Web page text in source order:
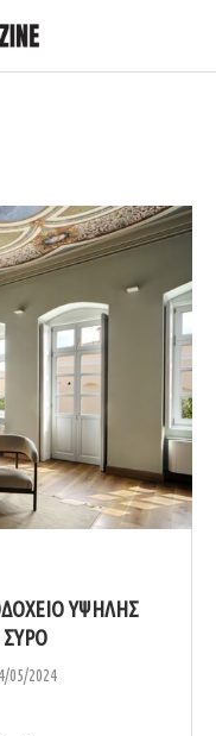
ΥΨΗΛΗΣ
05/2024